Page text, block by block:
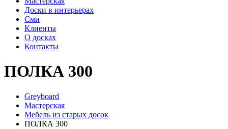
Доски в интерьерах
Сми
Клиенты
О досках
Контакты
ПОЛКА 300
Greyboard
Мастерская
Мебель из старых досок
ПОЛКА 300